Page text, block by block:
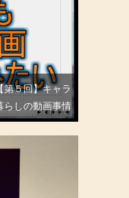
第５回】キャラ
らしの動画事情